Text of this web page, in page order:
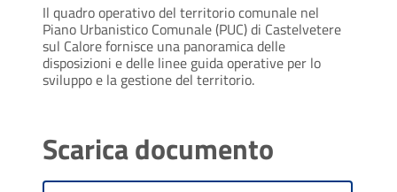
Il quadro operativo del territorio comunale nel
Piano Urbanistico Comunale (PUC) di Castelvetere
sul Calore fornisce una panoramica delle
disposizioni e delle linee guida operative per lo
sviluppo e la gestione del territorio.
Scarica documento